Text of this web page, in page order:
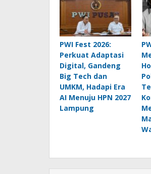
PWI Fest 2026:
Perkuat Adaptasi
Digital, Gandeng
Big Tech dan
UMKM, Hadapi Era
AI Menuju HPN 2027
Lampung